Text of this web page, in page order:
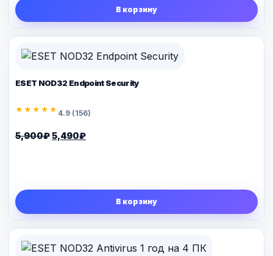
В корзину
ESET NOD32 Endpoint Security
★★★★★ 4.9 (156)
5,900₽Первоначальная
5,490₽Текущая
В корзину